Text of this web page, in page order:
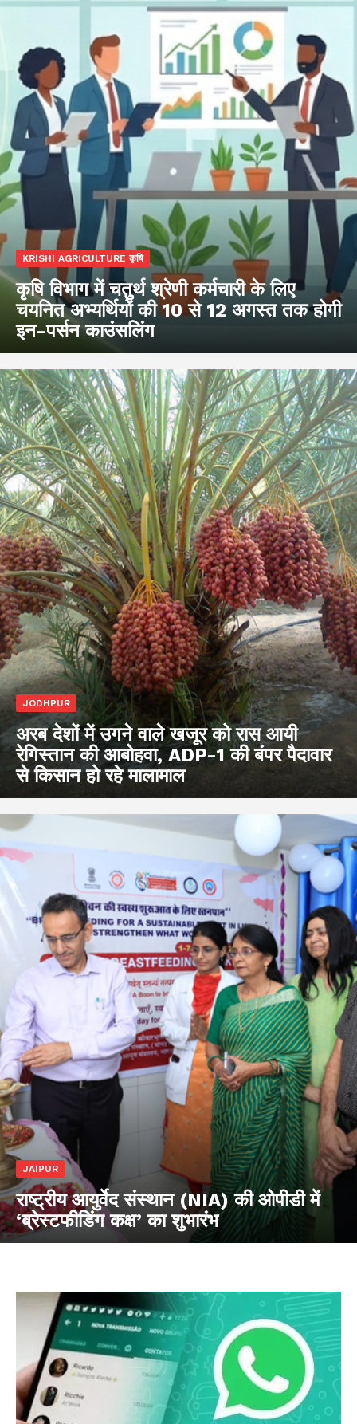
Jagruk Janta
Vishwasniya Hindi Akhbaar
KRISHI AGRICULTURE कृषि
कृषि विभाग में चतुर्थ श्रेणी कर्मचारी के लिए
चयनित अभ्यर्थियों की 10 से 12 अगस्त तक होगी
इन-पर्सन काउंसलिंग
JODHPUR
अरब देशों में उगने वाले खजूर को रास आयी
रेगिस्तान की आबोहवा, ADP-1 की बंपर पैदावार
से किसान हो रहे मालामाल
JAIPUR
राष्ट्रीय आयुर्वेद संस्थान (NIA) की ओपीडी में
‘ब्रेस्टफीडिंग कक्ष’ का शुभारंभ